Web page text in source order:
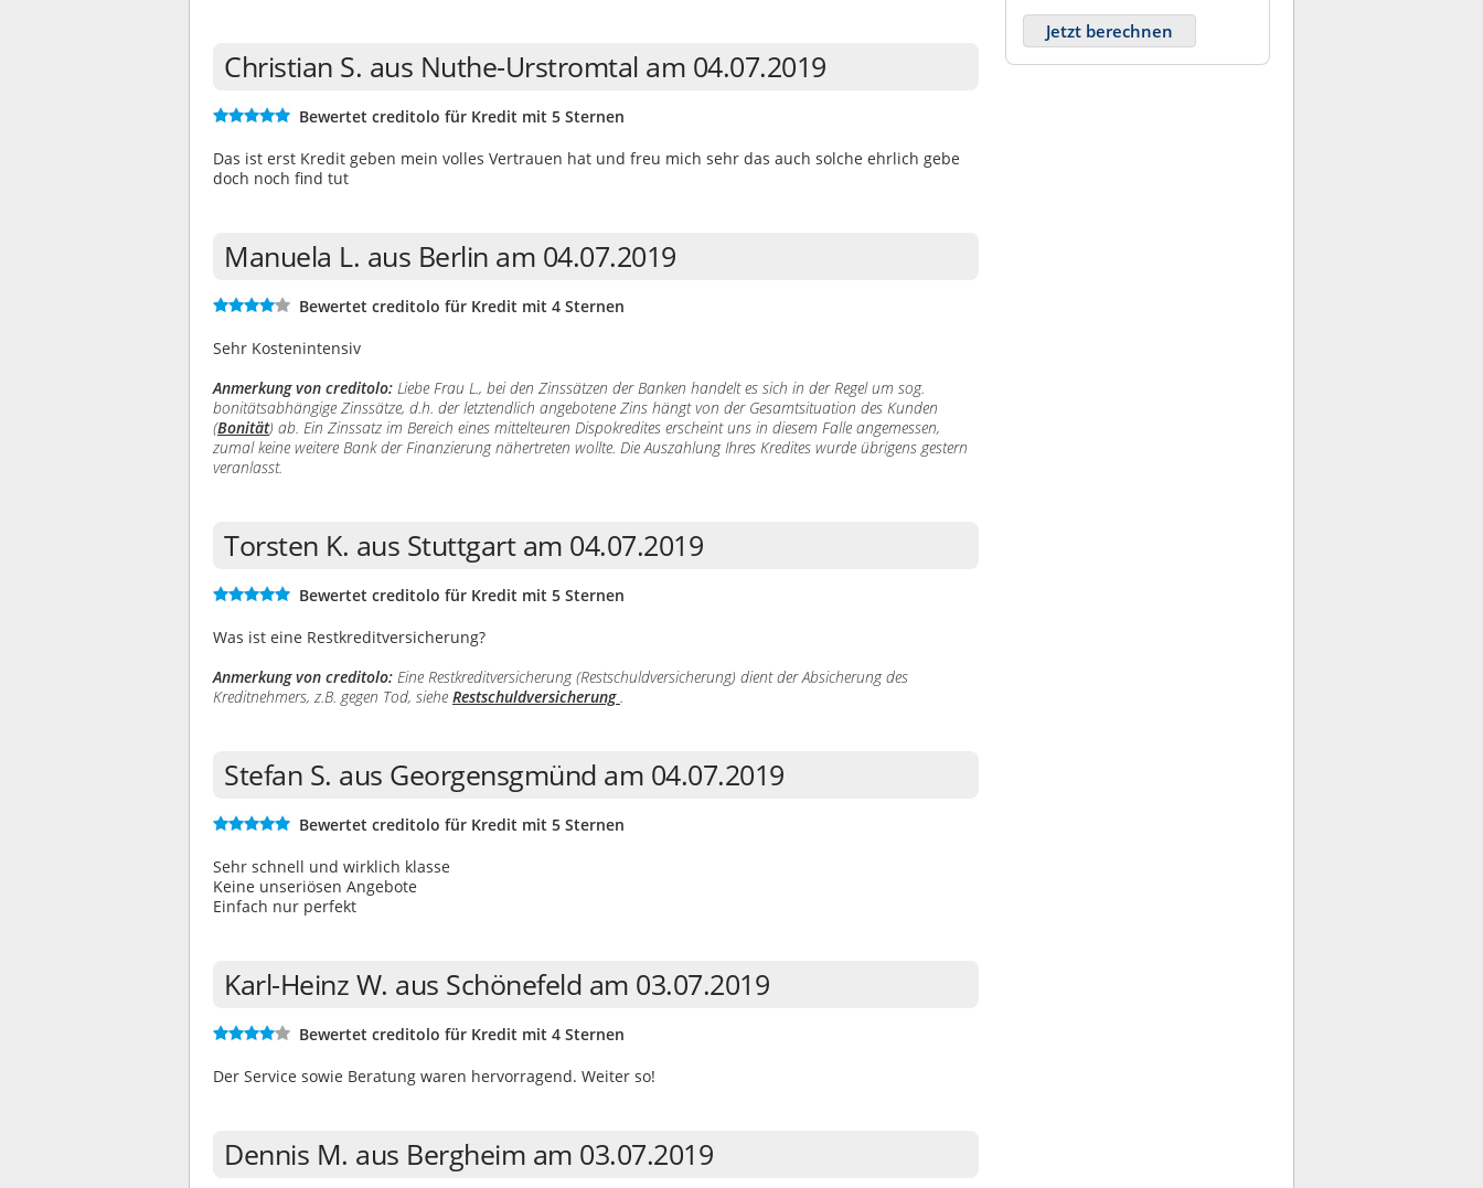
Christian S. aus Nuthe-Urstromtal am 04.07.2019
Bewertet creditolo für Kredit mit 5 Sternen
Das ist erst Kredit geben mein volles Vertrauen hat und freu mich sehr das auch solche ehrlich gebe
doch noch find tut
Manuela L. aus Berlin am 04.07.2019
Bewertet creditolo für Kredit mit 4 Sternen
Sehr Kostenintensiv
Anmerkung von creditolo: Liebe Frau L., bei den Zinssätzen der Banken handelt es sich in der Regel um sog.
bonitätsabhängige Zinssätze, d.h. der letztendlich angebotene Zins hängt von der Gesamtsituation des Kunden
(Bonität) ab. Ein Zinssatz im Bereich eines mittelteuren Dispokredites erscheint uns in diesem Falle angemessen,
zumal keine weitere Bank der Finanzierung nähertreten wollte. Die Auszahlung Ihres Kredites wurde übrigens gestern
veranlasst.
Torsten K. aus Stuttgart am 04.07.2019
Bewertet creditolo für Kredit mit 5 Sternen
Was ist eine Restkreditversicherung?
Anmerkung von creditolo: Eine Restkreditversicherung (Restschuldversicherung) dient der Absicherung des
Kreditnehmers, z.B. gegen Tod, siehe Restschuldversicherung.
Stefan S. aus Georgensgmünd am 04.07.2019
Bewertet creditolo für Kredit mit 5 Sternen
Sehr schnell und wirklich klasse
Keine unseriösen Angebote
Einfach nur perfekt
Karl-Heinz W. aus Schönefeld am 03.07.2019
Bewertet creditolo für Kredit mit 4 Sternen
Der Service sowie Beratung waren hervorragend. Weiter so!
Dennis M. aus Bergheim am 03.07.2019
Jetzt berechnen